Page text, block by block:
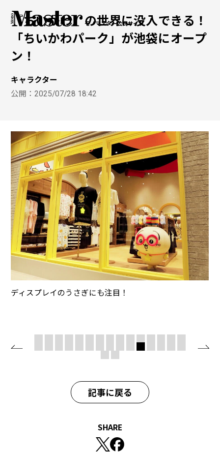
モノマスター公式サイト
『ちいかわ』の世界に没入できる！
「ちいかわパーク」が池袋にオープ
ン！
キャラクター
公開：2025/07/28 18:42
ディスプレイのうさぎにも注目！
記事に戻る
SHARE